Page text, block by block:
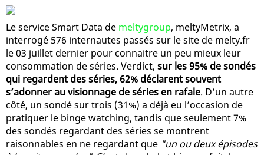
Le service Smart Data de meltygroup, meltyMetrix, a
interrogé 576 internautes passés sur le site de melty.fr
le 03 juillet dernier pour connaitre un peu mieux leur
consommation de séries. Verdict, sur les 95% de sondés
qui regardent des séries, 62% déclarent souvent
s’adonner au visionnage de séries en rafale. D’un autre
côté, un sondé sur trois (31%) a déjà eu l’occasion de
pratiquer le binge watching, tandis que seulement 7%
des sondés regardant des séries se montrent
raisonnables en ne regardant que "un ou deux épisodes